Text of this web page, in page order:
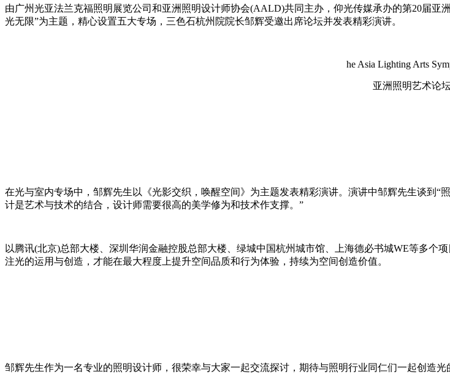
由广州光亚法兰克福照明展览公司和亚洲照明设计师协会(AALD)共同主办，仰光传媒承办的第20届
光无限”为主题，精心设置五大专场，三色石杭州院院长邹辉受邀出席论坛并发表精彩演讲。
he Asia Lighting Arts
亚洲照明艺术论
在光与室内专场中，邹辉先生以《光影交织，唤醒空间》为主题发表精彩演讲。演讲中邹辉先生谈到
计是艺术与技术的结合，设计师需要很高的美学修为和技术作支撑。”
以腾讯(北京)总部大楼、深圳华润金融控股总部大楼、绿城中国杭州城市馆、上海德必书城WE等多
注光的运用与创造，才能在最大程度上提升空间品质和行为体验，持续为空间创造价值。
邹辉先生作为一名专业的照明设计师，很荣幸与大家一起交流探讨，期待与照明行业同仁们一起创造光